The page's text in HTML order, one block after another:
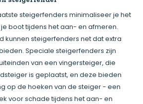
steigerfenders minimaliseer je het
boot tijdens het aan- en afmeren.
kunnen steigerfenders net dat extra
Speciale steigerfenders zijn
van een vingersteiger, die
is geplaatst, en deze bieden
op de hoeken van de steiger - een
voor schade tijdens het aan- en